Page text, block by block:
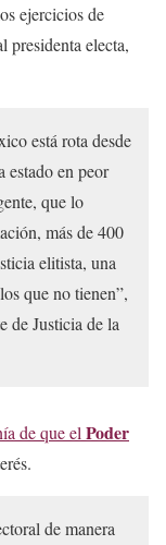
ejercicios de
presidenta electa,
está rota desde
estado en peor
que lo
más de 400
elitista, una
que no tienen”,
de Justicia de la
de que el Poder
de manera